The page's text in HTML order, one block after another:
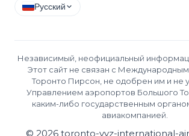
Русский
Независимый, неофициальный
Этот сайт не связан с
Торонто Пирсон, не одобрен им и не
Управлением аэропортов Большого
каким-либо государственным
авиакомпанией.
© 2026 toronto-yyz-international-